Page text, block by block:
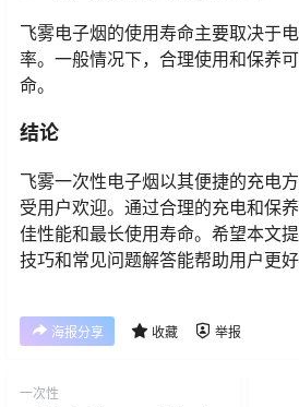
飞雾电子烟的使用寿命主要取决于
率。一般情况下，合理使用和保养
命。
结论
飞雾一次性电子烟以其便捷的充电
受用户欢迎。通过合理的充电和保
佳性能和最长使用寿命。希望本文
技巧和常见问题解答能帮助用户更
海报分享 收藏 举报
一次性